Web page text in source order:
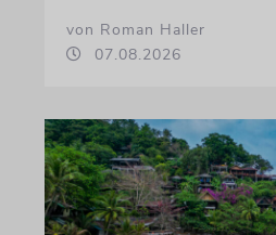
von Roman Haller
07.08.2026